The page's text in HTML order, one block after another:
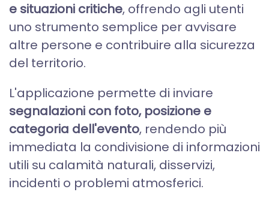
e situazioni critiche, offrendo agli utenti
uno strumento semplice per avvisare
altre persone e contribuire alla sicurezza
del territorio.
L'applicazione permette di inviare
segnalazioni con foto, posizione e
categoria dell'evento, rendendo più
immediata la condivisione di informazioni
utili su calamità naturali, disservizi,
incidenti o problemi atmosferici.